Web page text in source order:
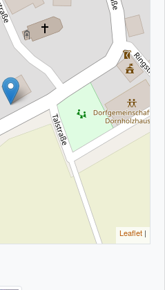
Leaflet |